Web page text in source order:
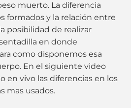
muerto. La diferencia
formados y la relación entre
posibilidad de realizar
en donde
como disponemos esa
En el siguiente video
en vivo las diferencias en los
mas usados.